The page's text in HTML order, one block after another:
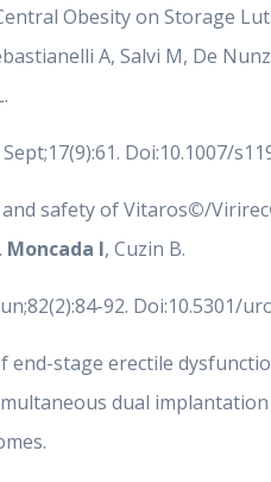
Obesity on Storage
A, Salvi M, De
Doi:10.1007/
safety of Vitaros©/Virirec
Moncada I, Cuzin B.
92. Doi:10.5301/
end-stage erectile
dual